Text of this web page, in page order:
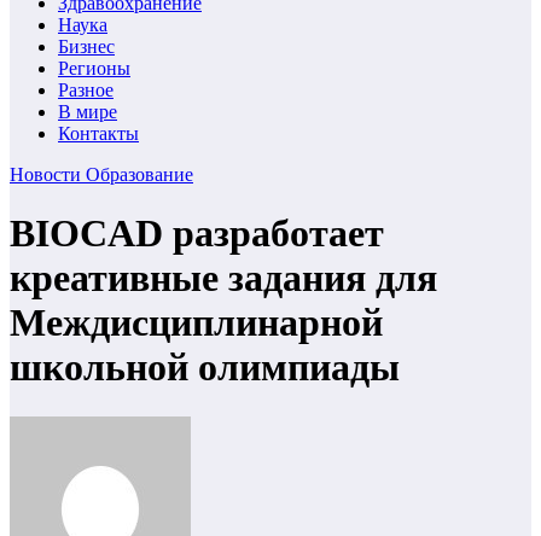
Наука
Бизнес
Регионы
Разное
В мире
Контакты
Новости Образование
BIOCAD разработает
креативные задания для
Междисциплинарной
школьной олимпиады